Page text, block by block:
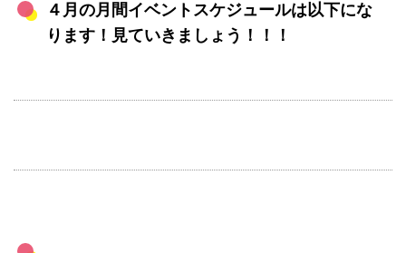
４月の月間イベントスケジュールは以下にな
ります！見ていきましょう！！！